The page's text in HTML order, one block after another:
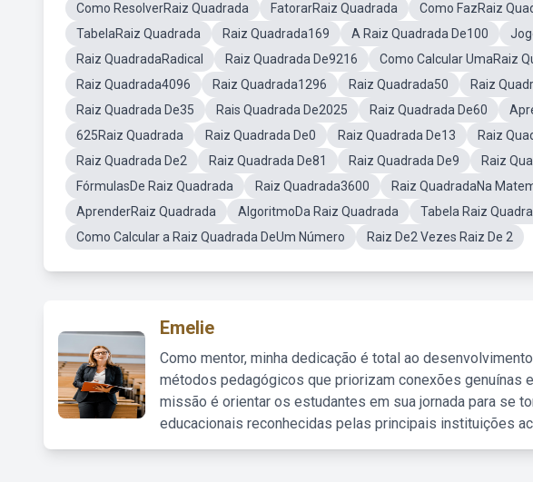
Como ResolverRaiz Quadrada
FatorarRaiz Quadrada Como FazRaiz
TabelaRaiz Quadrada
Raiz Quadrada169 A Raiz Quadrada De100
Raiz QuadradaRadical
Raiz Quadrada De9216 Como Calcular UmaRaiz
Raiz Quadrada4096
Raiz Quadrada1296 Raiz Quadrada50 Raiz
Raiz Quadrada De35
Rais Quadrada De2025 Raiz Quadrada De60
625Raiz Quadrada
Raiz Quadrada De0 Raiz Quadrada De13 Raiz
Raiz Quadrada De2
Raiz Quadrada De81 Raiz Quadrada De9 Raiz
FórmulasDe Raiz Quadrada
Raiz Quadrada3600 Raiz QuadradaNa
AprenderRaiz Quadrada
AlgoritmoDa Raiz Quadrada
Tabela Raiz
Como Calcular a Raiz Quadrada DeUm Número
Raiz De2 Vezes Raiz De 2
Emelie
Como mentor, minha dedicação é total ao
métodos pedagógicos que priorizam conexões genuínas
missão é orientar os estudantes em sua jornada para se
educacionais reconhecidas pelas principais instituições